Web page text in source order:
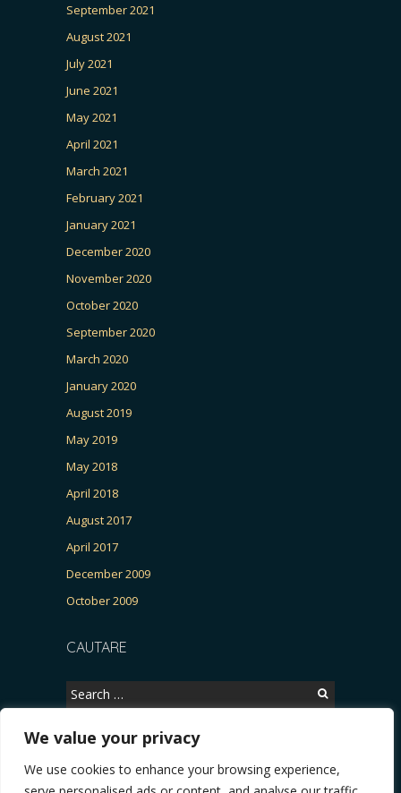
We value your privacy
We use cookies to enhance your browsing experience,
September 2021
August 2021
July 2021
June 2021
May 2021
April 2021
March 2021
February 2021
January 2021
December 2020
November 2020
October 2020
September 2020
March 2020
January 2020
August 2019
May 2019
May 2018
April 2018
August 2017
April 2017
December 2009
October 2009
CAUTARE
Search
for:
Copyright © 2026, CERTITUDINEA.